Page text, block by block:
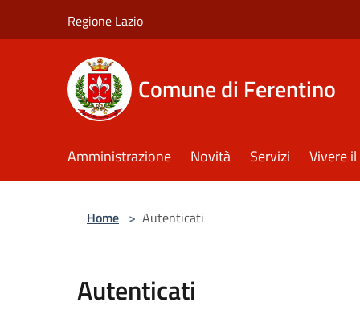
Regione Lazio
Comune di Ferentino
Amministrazione Novità Servizi Vivere
Home > Autenticati
Autenticati